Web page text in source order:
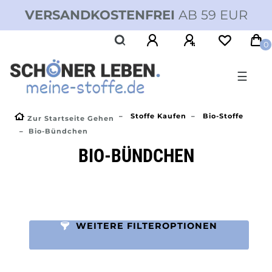
VERSANDKOSTENFREI AB 59 EUR
0
☰
Zur Startseite Gehen Stoffe Kaufen
Bio-Stoffe
Bio-Bündchen
BIO-BÜNDCHEN
WEITERE FILTEROPTIONEN